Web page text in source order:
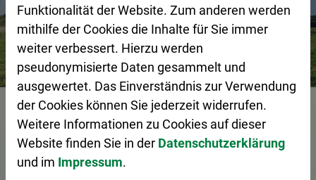
Suchergebnis
Vorlesen
Funktionalität der Website. Zum anderen werden
mithilfe der Cookies die Inhalte für Sie immer
weiter verbessert. Hierzu werden
pseudonymisierte Daten gesammelt und
ausgewertet. Das Einverständnis zur Verwendung
der Cookies können Sie jederzeit widerrufen.
Weitere Informationen zu Cookies auf dieser
Website finden Sie in der Datenschutzerklärung
und im Impressum.